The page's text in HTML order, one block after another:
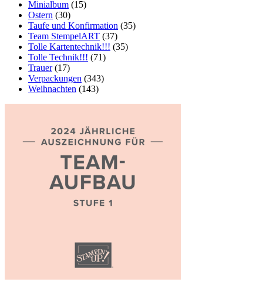
Minialbum (15)
Ostern (30)
Taufe und Konfirmation (35)
Team StempelART (37)
Tolle Kartentechnik!!! (35)
Tolle Technik!!! (71)
Trauer(17)
Verpackungen (343)
Weihnachten (143)